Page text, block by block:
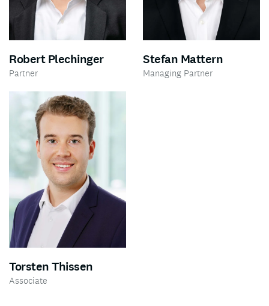
Robert Plechinger
Partner
Stefan Mattern
Managing Partner
Torsten Thissen
Associate